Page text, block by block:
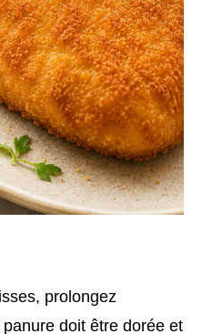
prolongez
doit être dorée et